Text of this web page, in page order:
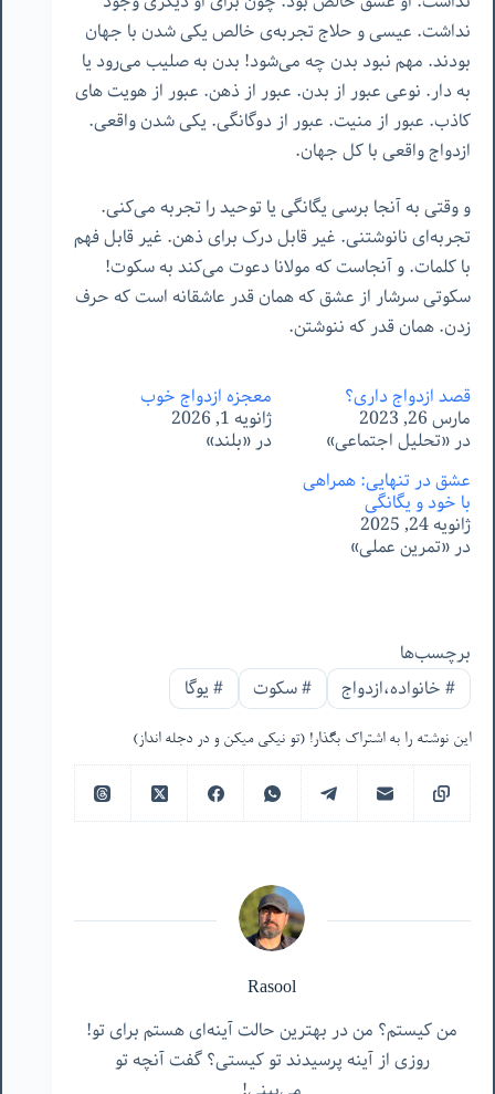
نداشت. عیسی و حلاج تجربه‌ی خالص یکی شدن با جهان
بودند. مهم نبود بدن چه می‌شود! بدن به صلیب می‌رود یا
به دار. نوعی عبور از بدن. عبور از ذهن. عبور از هویت های
کاذب. عبور از منیت. عبور از دوگانگی. یکی شدن واقعی.
ازدواج واقعی با کل جهان.
و وقتی به آنجا برسی یگانگی یا توحید را تجربه می‌کنی.
تجربه‌ای نانوشتنی. غیر قابل درک برای ذهن. غیر قابل فهم
با کلمات. و آنجاست که مولانا دعوت می‌کند به سکوت!
سکوتی سرشار از عشق که همان قدر عاشقانه است که حرف
زدن. همان قدر که ننوشتن.
قصد ازدواج داری؟
مارس 26, 2023
در «تحلیل اجتماعی»
معجزه ازدواج خوب
ژانویه 1, 2026
در «بلند»
عشق در تنهایی: همراهی
با خود و یگانگی
ژانویه 24, 2025
در «تمرین عملی»
برچسب‌ها
#خانواده،ازدواج #سکوت #یوگا
این نوشته را به اشتراک بگذار! (تو نیکی میکن و در دجله انداز)
Rasool
من کیستم؟ من در بهترین حالت آینه‌ای هستم برای تو!
روزی از آینه پرسیدند تو کیستی؟ گفت آنچه تو